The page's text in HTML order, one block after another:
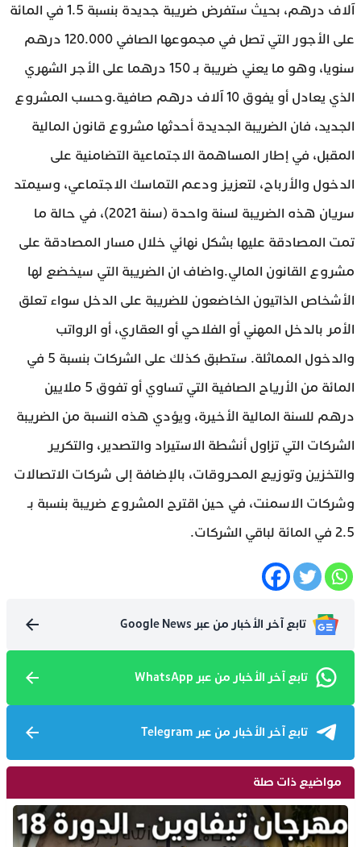
آلاف درهم، بحيث ستفرض ضريبة جديدة بنسبة 1.5 في المائة
على الأجور التي تصل في مجموعها الصافي 120.000 درهم
سنويا، وهو ما يعني ضريبة بـ 150 درهما على الأجر الشهري
الذي يعادل أو يفوق 10 آلاف درهم صافية.وحسب المشروع
الجديد، فان الضريبة الجديدة أحدثها مشروع قانون المالية
المقبل، في إطار المساهمة الاجتماعية التضامنية على
الدخول والأرباح، لتعزيز ودعم التماسك الاجتماعي، وسيمتد
سريان هذه الضريبة لسنة واحدة (سنة 2021)، في حالة ما
تمت المصادقة عليها بشكل نهائي خلال مسار المصادقة على
مشروع القانون المالي.واضاف ان الضريبة التي سيخضع لها
الأشخاص الذاتيون الخاضعون للضريبة على الدخل سواء تعلق
الأمر بالدخل المهني أو الفلاحي أو العقاري، أو الرواتب
والدخول المماثلة. ستطبق كذلك على الشركات بنسبة 5 في
المائة من الأرياح الصافية التي تساوي أو تفوق 5 ملايين
درهم للسنة المالية الأخيرة، ويؤدي هذه النسبة من الضريبة
الشركات التي تزاول أنشطة الاستيراد والتصدير، والتكرير
والتخزين وتوزيع المحروقات، بالإضافة إلى شركات الاتصالات
وشركات الاسمنت، في حين اقترح المشروع ضريبة بنسبة بـ
2.5 في المائة لباقي الشركات.
تابع آخر الأخبار من عبر Google News
تابع آخر الأخبار من عبر WhatsApp
تابع آخر الأخبار من عبر Telegram
مواضيع ذات صلة